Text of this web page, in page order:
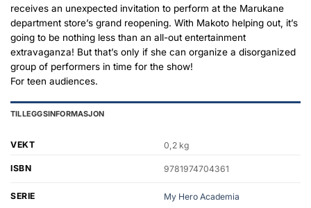
receives an unexpected invitation to perform at the Marukane
department store’s grand reopening. With Makoto helping out, it’s
going to be nothing less than an all-out entertainment
extravaganza! But that’s only if she can organize a disorganized
group of performers in time for the show!
For teen audiences.
TILLEGGSINFORMASJON
VEKT 0,2 kg
ISBN 9781974704361
SERIE My Hero Academia